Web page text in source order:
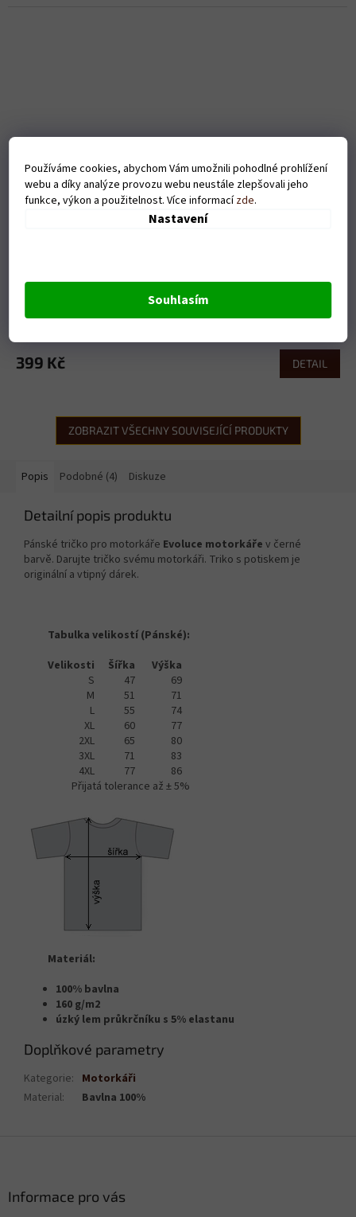
Používáme cookies, abychom Vám umožnili pohodlné prohlížení
webu a díky analýze provozu webu neustále zlepšovali jeho
funkce, výkon a použitelnost. Více informacízde.
Nastavení
Souhlasím
399 Kč DETAIL
ZOBRAZIT VŠECHNY SOUVISEJÍCÍ PRODUKTY
Popis Podobné (4) Diskuze
Detailní popis produktu
Pánské tričko pro motorkáře Evoluce motorkáře v černé
barvě. Darujte tričko svému motorkáři. Triko s potiskem je
originální a vtipný dárek.
Tabulka velikostí (Pánské):
Velikosti
Šířka
Výška
S
47
69
M
51
71
L
55
74
XL
60
77
2XL
65
80
3XL
71
83
4XL
77
86
Přijatá tolerance až ± 5%
Materiál:
100% bavlna
160 g/m2
úzký lem průkrčníku s 5% elastanu
Doplňkové parametry
Kategorie: Motorkáři
Material: Bavlna 100%
Informace pro vás